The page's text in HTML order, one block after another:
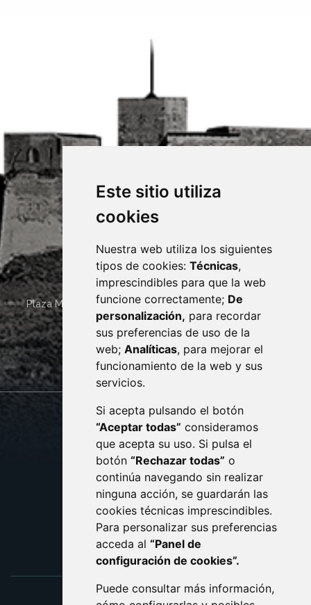
Este sitio utiliza
cookies
Nuestra web utiliza los siguientes
tipos de cookies: Técnicas,
imprescindibles para que la web
funcione correctamente; De
personalización, para recordar
sus preferencias de uso de la
web; Analíticas, para mejorar el
funcionamiento de la web y sus
servicios.
Si acepta pulsando el botón
“Aceptar todas” consideramos
que acepta su uso. Si pulsa el
botón “Rechazar todas” o
continúa navegando sin realizar
ninguna acción, se guardarán las
cookies técnicas imprescindibles.
Para personalizar sus preferencias
acceda al “Panel de
configuración de cookies”.
Puede consultar más información,
Plaza Mayor 4 22400 MONZÓN - ARAGÓN (ESPAÑA)
· (34) 974 400 700 ·
sac@monzon.es
monzon.es
CONTACTO
AVISO LEGAL
PROTECCIÓN DE DATOS
POLÍTICA DE COOKIES
ACCESIBILIDAD
ENLACE EXTERNO AL